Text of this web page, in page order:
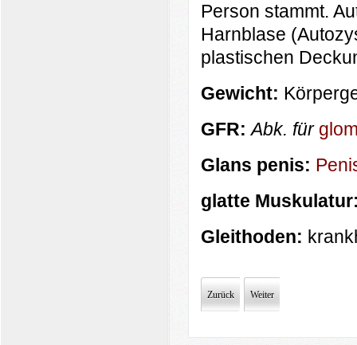
Person stammt.
Harnblase
plastischen
Gewicht:
GFR:Abk. für
Glans penis:
glatte
Gleithoden:
Zurück Weiter